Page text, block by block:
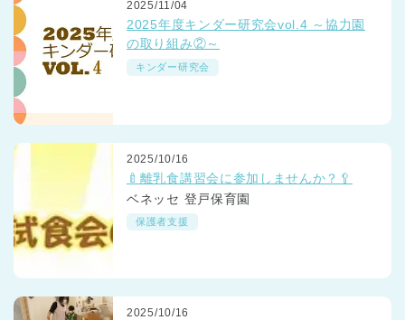
2025/11/04
2025年度キンダー研究会vol.4 ～協力園
の取り組み②～
キンダー研究会
2025/10/16
🍼離乳食講習会に参加しませんか？🥄
ベネッセ 登戸保育園
保護者支援
2025/10/16